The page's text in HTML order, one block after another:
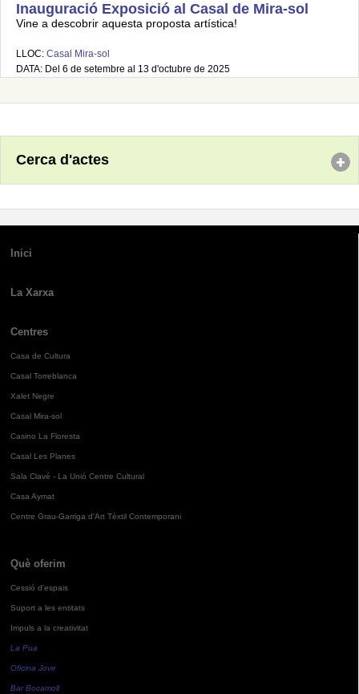
Inauguració Exposició al Casal de Mira-sol
Vine a descobrir aquesta proposta artística!
LLOC: Casal Mira-sol
DATA: Del 6 de setembre al 13 d'octubre de 2025
Cerca d'actes
Inici
La Xarxa
Centres
Casa de Cultura
Casal Torreblanca
Xalet Negre
Casal Mira-sol
Casino La Floresta
Casal Les Planes
Sala Clavé - La Unió Centre Cultural
Casa Aymat
Centre Grau-Garriga d'Art Tèxtil Contemporani
Què oferim
Cessió d'espais
Suport a les entitats
Impuls a la creativitat
La Pua
Oficina Jove
Bar Bocamoll